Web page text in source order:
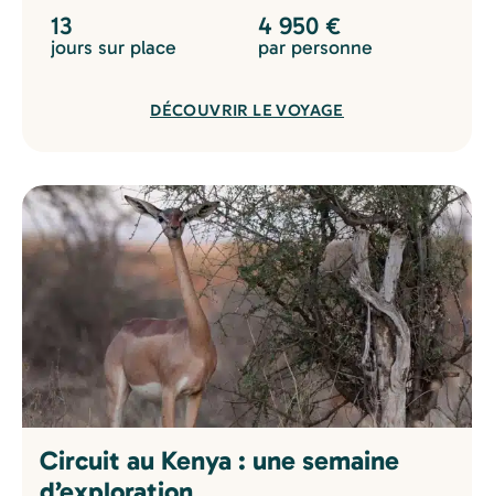
13
jours sur place
4 950 €
par personne
DÉCOUVRIR LE VOYAGE
Circuit au Kenya : une semaine